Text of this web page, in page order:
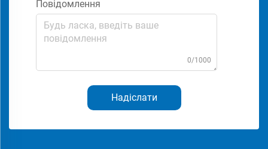
Повідомлення
0/1000
Надіслати